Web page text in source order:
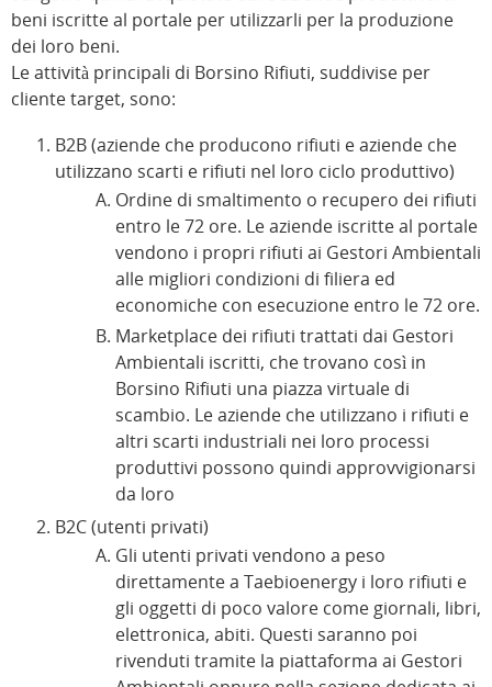
beni iscritte al portale per utilizzarli per la produzione
dei loro beni.
Le attività principali di Borsino Rifiuti, suddivise per
cliente target, sono:
B2B (aziende che producono rifiuti e aziende che
utilizzano scarti e rifiuti nel loro ciclo produttivo)
Ordine di smaltimento o recupero dei rifiuti
entro le 72 ore. Le aziende iscritte al portale
vendono i propri rifiuti ai Gestori Ambientali
alle migliori condizioni di filiera ed
economiche con esecuzione entro le 72 ore.
Marketplace dei rifiuti trattati dai Gestori
Ambientali iscritti, che trovano così in
Borsino Rifiuti una piazza virtuale di
scambio. Le aziende che utilizzano i rifiuti e
altri scarti industriali nei loro processi
produttivi possono quindi approvvigionarsi
da loro
B2C (utenti privati)
Gli utenti privati vendono a peso
direttamente a Taebioenergy i loro rifiuti e
gli oggetti di poco valore come giornali, libri,
elettronica, abiti. Questi saranno poi
rivenduti tramite la piattaforma ai Gestori